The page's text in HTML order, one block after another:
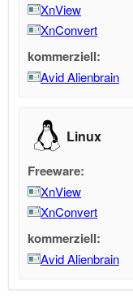
XnView
XnConvert
kommerziell:
Avid Alienbrain
Linux
Freeware:
XnView
XnConvert
kommerziell:
Avid Alienbrain